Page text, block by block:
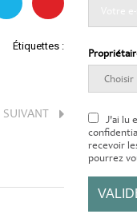
Étiquettes :
SUIVANT
J'ai lu
recevoir
pourrez